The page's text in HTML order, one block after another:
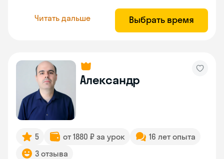
Читать дальше Выбрать время
Александр
5 от 1880 ₽ за урок
16 лет опыта
3 отзыва